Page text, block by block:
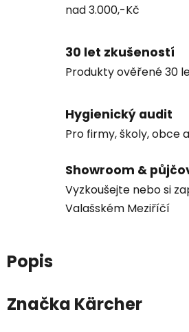
nad 3.000,-Kč
30 let zkušeností
Produkty ověřené 30
Hygienický audit
Pro firmy, školy, obce
Showroom &
Vyzkoušejte nebo si
Valašském Meziříčí
Popis
Značka Kärcher